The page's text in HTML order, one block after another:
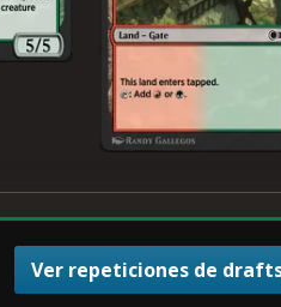
Ver repeticiones de